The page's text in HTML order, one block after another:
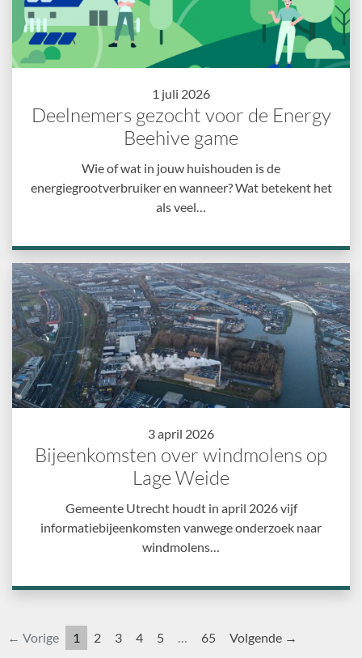
1 juli 2026
Deelnemers gezocht voor de Energy
Beehive game
Wie of wat in jouw huishouden is de
energiegrootverbruiker en wanneer? Wat betekent het
als veel…
3 april 2026
Bijeenkomsten over windmolens op
Lage Weide
Gemeente Utrecht houdt in april 2026 vijf
informatiebijeenkomsten vanwege onderzoek naar
windmolens…
← Vorige 1 2 3 4 5 … 65 Volgende →